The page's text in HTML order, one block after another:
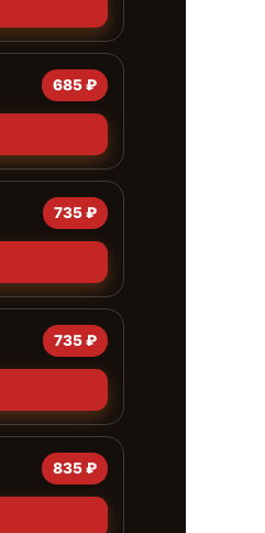
685 ₽
735 ₽
735 ₽
835 ₽